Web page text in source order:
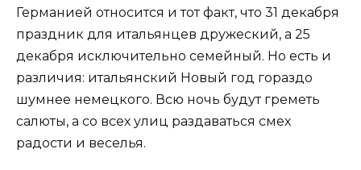
Германией относится и тот факт, что 31 декабря
праздник для итальянцев дружеский, а 25
декабря исключительно семейный. Но есть и
различия: итальянский Новый год гораздо
шумнее немецкого. Всю ночь будут греметь
салюты, а со всех улиц раздаваться смех
радости и веселья.